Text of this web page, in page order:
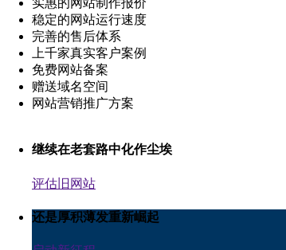
实惠的网站制作报价
稳定的网站运行速度
完善的售后体系
上千家真实客户案例
免费网站备案
赠送域名空间
网站营销推广方案
继续在老套路中化作尘埃
评估旧网站
还是厚积薄发重新崛起